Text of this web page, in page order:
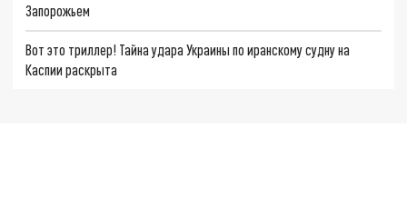
Запорожьем
Вот это триллер! Тайна удара Украины по иранскому судну на
Каспии раскрыта